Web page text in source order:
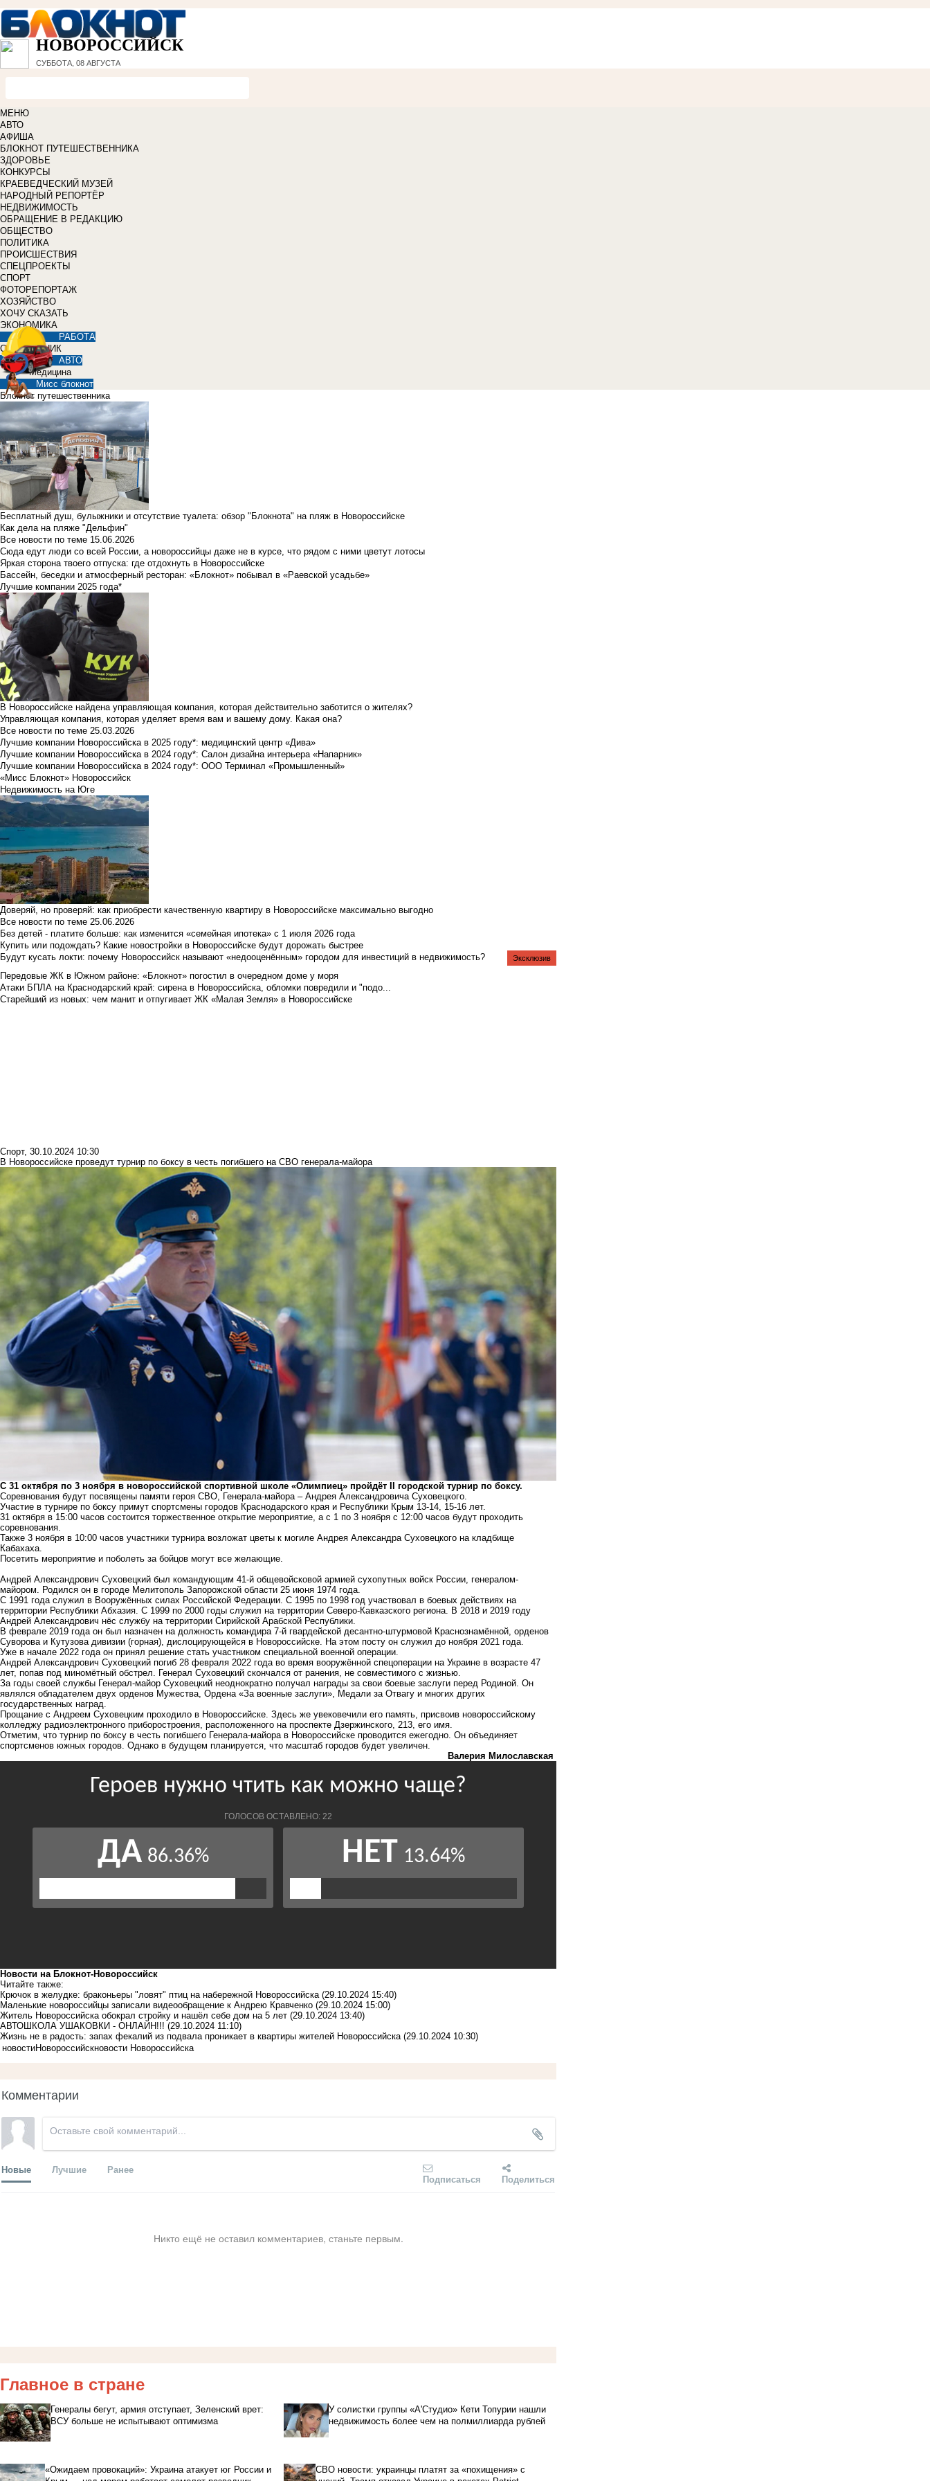
НОВОРОССИЙСК
СУББОТА, 08 АВГУСТА
МЕНЮ
АВТО
АФИША
БЛОКНОТ ПУТЕШЕСТВЕННИКА
ЗДОРОВЬЕ
КОНКУРСЫ
КРАЕВЕДЧЕСКИЙ МУЗЕЙ
НАРОДНЫЙ РЕПОРТЁР
НЕДВИЖИМОСТЬ
ОБРАЩЕНИЕ В РЕДАКЦИЮ
ОБЩЕСТВО
ПОЛИТИКА
ПРОИСШЕСТВИЯ
СПЕЦПРОЕКТЫ
СПОРТ
ФОТОРЕПОРТАЖ
ХОЗЯЙСТВО
ХОЧУ СКАЗАТЬ
ЭКОНОМИКА
РАБОТА
СПРАВОЧНИК
АВТО
Медицина
Мисс блокнот
Блокнот путешественника
Бесплатный душ, булыжники и отсутствие туалета: обзор "Блокнота" на пляж в Новороссийске
Как дела на пляже "Дельфин"
Все новости по теме 15.06.2026
Сюда едут люди со всей России, а новороссийцы даже не в курсе, что рядом с ними цветут лотосы
Яркая сторона твоего отпуска: где отдохнуть в Новороссийске
Бассейн, беседки и атмосферный ресторан: «Блокнот» побывал в «Раевской усадьбе»
Лучшие компании 2025 года*
В Новороссийске найдена управляющая компания, которая действительно заботится о жителях?
Управляющая компания, которая уделяет время вам и вашему дому. Какая она?
Все новости по теме 25.03.2026
Лучшие компании Новороссийска в 2025 году*: медицинский центр «Дива»
Лучшие компании Новороссийска в 2024 году*: Салон дизайна интерьера «Напарник»
Лучшие компании Новороссийска в 2024 году*: ООО Терминал «Промышленный»
«Мисс Блокнот» Новороссийск
Недвижимость на Юге
Доверяй, но проверяй: как приобрести качественную квартиру в Новороссийске максимально выгодно
Все новости по теме 25.06.2026
Без детей - платите больше: как изменится «семейная ипотека» с 1 июля 2026 года
Купить или подождать? Какие новостройки в Новороссийске будут дорожать быстрее
Будут кусать локти: почему Новороссийск называют «недооценённым» городом для инвестиций в недвижимость?
Передовые ЖК в Южном районе: «Блокнот» погостил в очередном доме у моря
Атаки БПЛА на Краснодарский край: сирена в Новороссийска, обломки повредили и "подо...
Старейший из новых: чем манит и отпугивает ЖК «Малая Земля» в Новороссийске
Эксклюзив
Спорт, 30.10.2024 10:30
В Новороссийске проведут турнир по боксу в честь погибшего на СВО генерала-майора
С 31 октября по 3 ноября в новороссийской спортивной школе «Олимпиец» пройдёт II городской турнир по боксу.
Соревнования будут посвящены памяти героя СВО, Генерала-майора – Андрея Александровича Суховецкого.
Участие в турнире по боксу примут спортсмены городов Краснодарского края и Республики Крым 13-14, 15-16 лет.
31 октября в 15:00 часов состоится торжественное открытие мероприятие, а с 1 по 3 ноября с 12:00 часов будут проходить
соревнования.
Также 3 ноября в 10:00 часов участники турнира возложат цветы к могиле Андрея Александра Суховецкого на кладбище
Кабахаха.
Посетить мероприятие и поболеть за бойцов могут все желающие.
Андрей Александрович Суховецкий был командующим 41-й общевойсковой армией сухопутных войск России, генералом-
майором. Родился он в городе Мелитополь Запорожской области 25 июня 1974 года.
С 1991 года служил в Вооружённых силах Российской Федерации. С 1995 по 1998 год участвовал в боевых действиях на
территории Республики Абхазия. С 1999 по 2000 годы служил на территории Северо-Кавказского региона. В 2018 и 2019 году
Андрей Александрович нёс службу на территории Сирийской Арабской Республики.
В феврале 2019 года он был назначен на должность командира 7-й гвардейской десантно-штурмовой Краснознамённой, орденов
Суворова и Кутузова дивизии (горная), дислоцирующейся в Новороссийске. На этом посту он служил до ноября 2021 года.
Уже в начале 2022 года он принял решение стать участником специальной военной операции.
Андрей Александрович Суховецкий погиб 28 февраля 2022 года во время вооружённой спецоперации на Украине в возрасте 47
лет, попав под миномётный обстрел. Генерал Суховецкий скончался от ранения, не совместимого с жизнью.
За годы своей службы Генерал-майор Суховецкий неоднократно получал награды за свои боевые заслуги перед Родиной. Он
являлся обладателем двух орденов Мужества, Ордена «За военные заслуги», Медали за Отвагу и многих других
государственных наград.
Прощание с Андреем Суховецким проходило в Новороссийске. Здесь же увековечили его память, присвоив новороссийскому
колледжу радиоэлектронного приборостроения, расположенного на проспекте Дзержинского, 213, его имя.
Отметим, что турнир по боксу в честь погибшего Генерала-майора в Новороссийске проводится ежегодно. Он объединяет
спортсменов южных городов. Однако в будущем планируется, что масштаб городов будет увеличен.
Валерия Милославская
Новости на Блoкнoт-Новороссийск
Читайте также:
Крючок в желудке: браконьеры "ловят" птиц на набережной Новороссийска (29.10.2024 15:40)
Маленькие новороссийцы записали видеообращение к Андрею Кравченко (29.10.2024 15:00)
Житель Новороссийска обокрал стройку и нашёл себе дом на 5 лет (29.10.2024 13:40)
АВТОШКОЛА УШАКОВКИ - ОНЛАЙН!!! (29.10.2024 11:10)
Жизнь не в радость: запах фекалий из подвала проникает в квартиры жителей Новороссийска (29.10.2024 10:30)
новостиНовороссийскновости Новороссийска
Комментарии
Новые Лучшие Ранее
Подписаться Поделиться
Никто ещё не оставил комментариев, станьте первым.
Главное в стране
Генералы бегут, армия отступает, Зеленский врет:
ВСУ больше не испытывают оптимизма
У солистки группы «А'Студио» Кети Топурии нашли
недвижимость более чем на полмиллиарда рублей
«Ожидаем провокаций»: Украина атакует юг России и
СВО новости: украинцы платят за «похищения» с